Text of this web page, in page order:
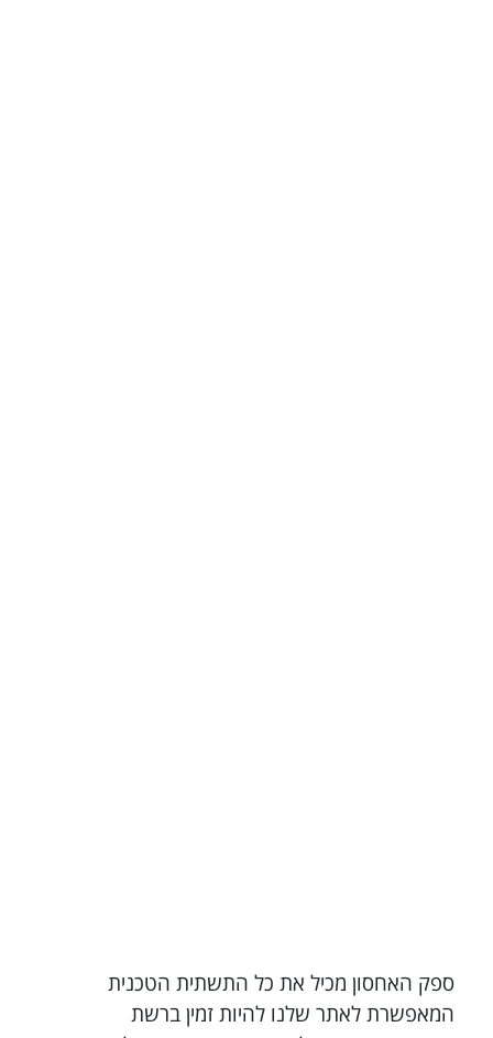
ספק האחסון מכיל את כל התשתית הטכנית
המאפשרת לאתר שלנו להיות זמין ברשת